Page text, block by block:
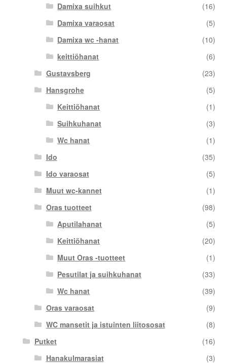
Damixa suihkut
(16)
Damixa varaosat
(5)
Damixa wc -hanat
(10)
keittiöhanat
(6)
Gustavsberg
(23)
Hansgrohe
(5)
Keittiöhanat
(1)
Suihkuhanat
(3)
Wc hanat
(1)
Ido
(35)
Ido varaosat
(5)
Muut wc-kannet
(1)
Oras tuotteet
(98)
Aputilahanat
(5)
Keittiöhanat
(20)
Muut Oras -tuotteet
(1)
Pesutilat ja suihkuhanat
(33)
Wc hanat
(39)
Oras varaosat
(9)
WC mansetit ja istuinten liitososat
(8)
Putket
(16)
Hanakulmarasiat
(3)